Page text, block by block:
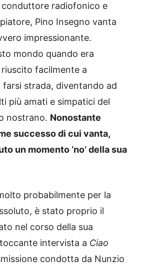
radiofonico e
Pino Insegno vanta
impressionante.
mondo quando era
facilmente a
farsi strada, diventando ad
più amati e simpatici del
nostrano. Nonostante
successo di cui vanta,
un momento ‘no’ della sua
probabilmente per la
è stato proprio il
nel corso della sua
intervista a Ciao
condotta da Nunzio